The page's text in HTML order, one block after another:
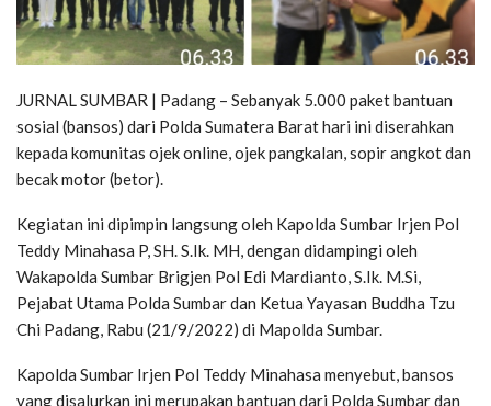
JURNAL SUMBAR | Padang – Sebanyak 5.000 paket bantuan
sosial (bansos) dari Polda Sumatera Barat hari ini diserahkan
kepada komunitas ojek online, ojek pangkalan, sopir angkot dan
becak motor (betor).
Kegiatan ini dipimpin langsung oleh Kapolda Sumbar Irjen Pol
Teddy Minahasa P, SH. S.Ik. MH, dengan didampingi oleh
Wakapolda Sumbar Brigjen Pol Edi Mardianto, S.Ik. M.Si,
Pejabat Utama Polda Sumbar dan Ketua Yayasan Buddha Tzu
Chi Padang, Rabu (21/9/2022) di Mapolda Sumbar.
Kapolda Sumbar Irjen Pol Teddy Minahasa menyebut, bansos
yang disalurkan ini merupakan bantuan dari Polda Sumbar dan